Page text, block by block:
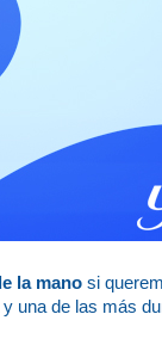
la mano si
una de las más